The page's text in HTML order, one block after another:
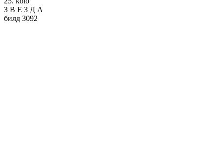
З В Е З Д А
билд 3092